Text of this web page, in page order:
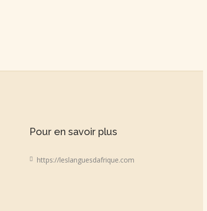
Pour en savoir plus
https://leslanguesdafrique.com